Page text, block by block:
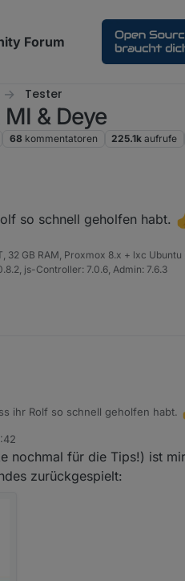
Forum
Tester
& Deye
68 kommentatoren 225.1k aufrufe
so schnell geholfen habt.
32 GB RAM, Proxmox 8.x + lxc Ubuntu
js-Controller: 7.0.6, Admin: 7.6.3
ihr Rolf so schnell geholfen habt.
nochmal für die Tips!) ist
zurückgespielt: